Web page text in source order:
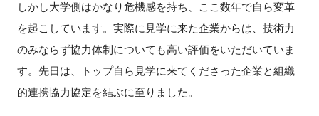
しかし大学側はかなり危機感を持ち、ここ数年で自ら変革
を起こしています。実際に見学に来た企業からは、技術力
のみならず協力体制についても高い評価をいただいていま
す。先日は、トップ自ら見学に来てくださった企業と組織
的連携協力協定を結ぶに至りました。